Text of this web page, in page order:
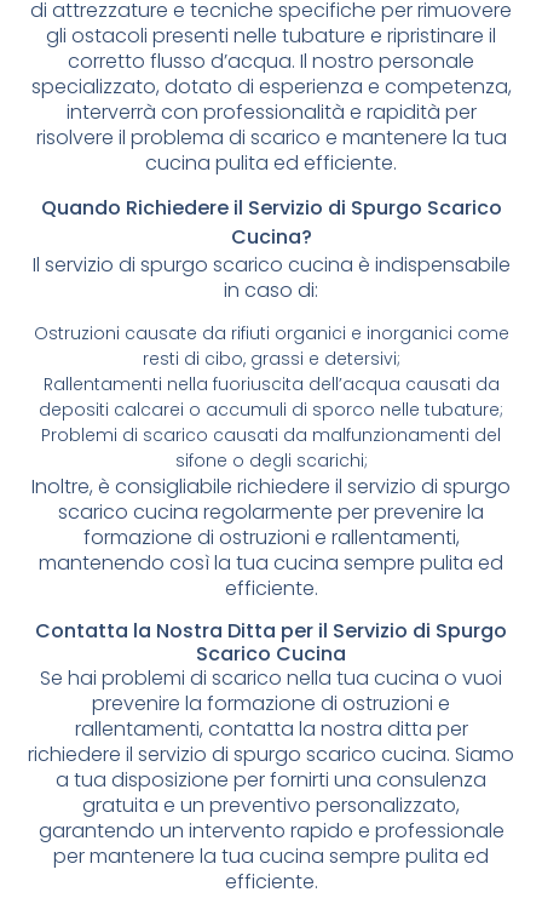
di attrezzature e tecniche specifiche per rimuovere
gli ostacoli presenti nelle tubature e ripristinare il
corretto flusso d’acqua. Il nostro personale
specializzato, dotato di esperienza e competenza,
interverrà con professionalità e rapidità per
risolvere il problema di scarico e mantenere la tua
cucina pulita ed efficiente.
Quando Richiedere il Servizio di Spurgo Scarico
Cucina?
Il servizio di spurgo scarico cucina è indispensabile
in caso di:
Ostruzioni causate da rifiuti organici e inorganici come
resti di cibo, grassi e detersivi;
Rallentamenti nella fuoriuscita dell’acqua causati da
depositi calcarei o accumuli di sporco nelle tubature;
Problemi di scarico causati da malfunzionamenti del
sifone o degli scarichi;
Inoltre, è consigliabile richiedere il servizio di spurgo
scarico cucina regolarmente per prevenire la
formazione di ostruzioni e rallentamenti,
mantenendo così la tua cucina sempre pulita ed
efficiente.
Contatta la Nostra Ditta per il Servizio di Spurgo
Scarico Cucina
Se hai problemi di scarico nella tua cucina o vuoi
prevenire la formazione di ostruzioni e
rallentamenti, contatta la nostra ditta per
richiedere il servizio di spurgo scarico cucina. Siamo
a tua disposizione per fornirti una consulenza
gratuita e un preventivo personalizzato,
garantendo un intervento rapido e professionale
per mantenere la tua cucina sempre pulita ed
efficiente.